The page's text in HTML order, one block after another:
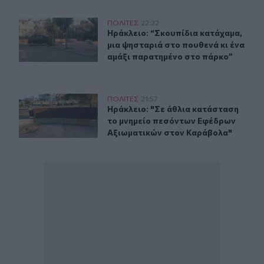
Ηράκλειο: “Σκουπίδια κατάχαμα, μια ψησταριά στο
ΠΟΛΙΤΕΣ 22:22
Ηράκλειο: “Σκουπίδια κατάχαμα,
Ηράκλειο: “Σκουπίδια κατάχαμα,
μια ψησταριά στο πουθενά κι ένα
αμάξι παρατημένο στο πάρκο”
Ηράκλειο: "Σε άθλια κατάσταση το μνημείο πεσόντων
ΠΟΛΙΤΕΣ 21:57
Ηράκλειο: "Σε άθλια κατάσταση
Ηράκλειο: "Σε άθλια κατάσταση
το μνημείο πεσόντων Εφέδρων
Αξιωματικών στον Καράβολα"